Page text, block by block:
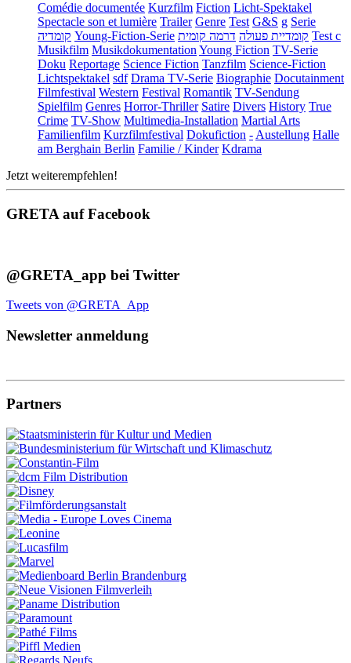
Comédie documentée Kurzfilm Fiction Licht-Spektakel
Spectacle son et lumière Trailer Genre Test G&S g Serie
קומדיה Young-Fiction-Serie קומדיית פעולה דרמה קומית
Test c
Musikfilm MusikdokumentationYoung Fiction TV-Serie
Doku Reportage Science Fiction Tanzfilm Science-Fiction
Lichtspektakel sdf Drama TV-Serie Biographie Docutainment
Filmfestival Western Festival Romantik TV-Sendung
Spielfilm Genres Horror-Thriller Satire Divers History True
Crime TV-Show Multimedia-Installation Martial Arts
Familienfilm Kurzfilmfestival Dokufiction -Austellung Halle
am Berghain Berlin Familie / Kinder Kdrama
Jetzt weiterempfehlen!
GRETA auf Facebook
@GRETA_app bei Twitter
Tweets von @GRETA_App
Newsletter anmeldung
Partners